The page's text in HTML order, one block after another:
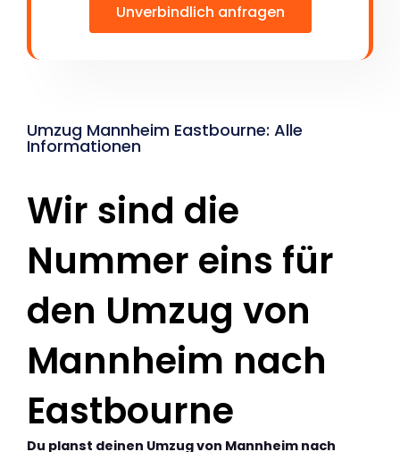
Unverbindlich anfragen
Umzug Mannheim Eastbourne: Alle
Informationen
Wir sind die
Nummer eins für
den Umzug von
Mannheim nach
Eastbourne
Du planst deinen Umzug von Mannheim nach